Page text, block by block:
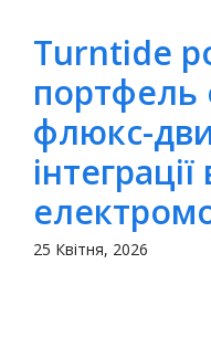
Turntide
портфель
флюкс-
25 Квітня, 2026